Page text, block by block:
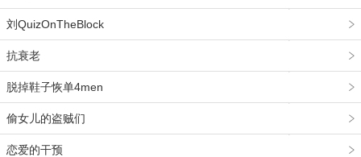
刘QuizOnTheBlock
抗衰老
脱掉鞋子恢单4men
偷女儿的盗贼们
恋爱的干预